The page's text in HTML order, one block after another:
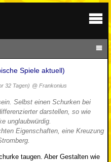
Spiele aktuell)
32 Tagen) @ Frankonius
Selbst einen Schurken bei
darstellen, so wie
unglaubwürdig.
Eigenschaften, eine Kreuzung
taugen. Aber Gestalten wie